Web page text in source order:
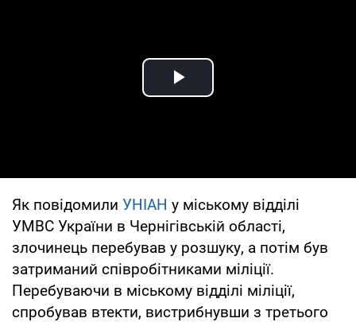
Play Video
Як повідомили УНІАН у міському відділі
УМВС України в Чернігівській області,
злочинець перебував у розшуку, а потім був
затриманий співробітниками міліції.
Перебуваючи в міському відділі міліції,
спробував втекти, вистрибнувши з третього